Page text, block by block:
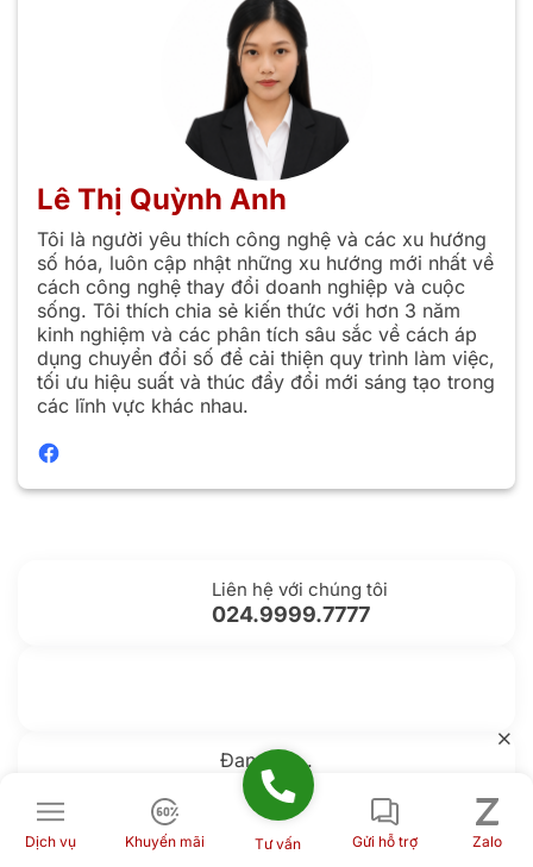
Lê Thị Quỳnh Anh
Tôi là người yêu thích công nghệ và các xu hướng
số hóa, luôn cập nhật những xu hướng mới nhất về
cách công nghệ thay đổi doanh nghiệp và cuộc
sống. Tôi thích chia sẻ kiến thức với hơn 3 năm
kinh nghiệm và các phân tích sâu sắc về cách áp
dụng chuyển đổi số để cải thiện quy trình làm việc,
tối ưu hiệu suất và thúc đẩy đổi mới sáng tạo trong
các lĩnh vực khác nhau.
Liên hệ với chúng tôi
024.9999.7777
Nhắn tin với chúng tôi
Livechat
Thông tin thêm
Dịch vụ Khuyến mãi Tư vấn Gửi hỗ trợ Zalo
Đang tải...